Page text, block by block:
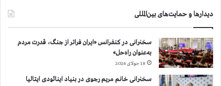
دیدارها و حمایت‌های بین‌المللی
سخنرانی در کنفرانس «ایران فراتر از جنگ، قدرت مردم
به‌عنوان راه‌حل»
18 جولای 2026
سخنرانی خانم مریم رجوی در بنیاد اینائودی ایتالیا